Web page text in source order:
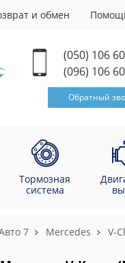
и обмен
(050) 106
(096) 106
Обратный
Тормозная
система
7 Mercedes V-